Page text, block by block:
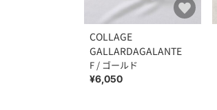
COLLAGE
GALLARDAGALANTE
F / ゴールド
¥6,050